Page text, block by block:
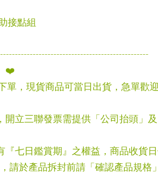
接點組
❤️
單，現貨商品可當日出貨，急單歡
開立三聯發票需提供「公司抬頭」
『七日鑑賞期』之權益，商品收貨日
請於產品拆封前請「確認產品規格